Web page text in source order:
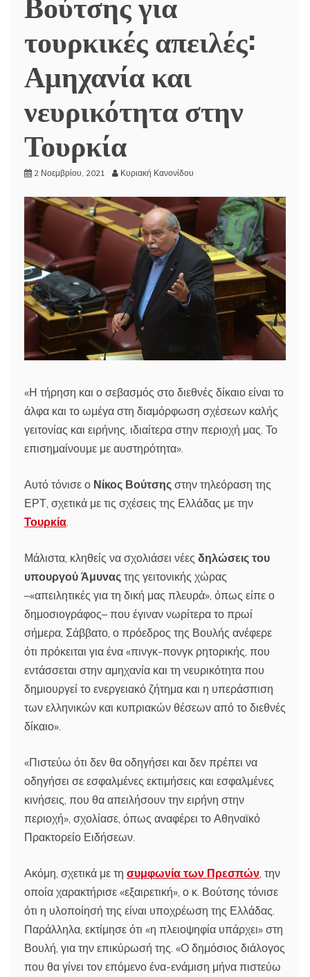
τουρκικές απειλές:
Αμηχανία και
νευρικότητα στην
Τουρκία
2 Νοεμβρίου, 2021 Κυριακή Κανονίδου
«Η τήρηση και ο σεβασμός στο διεθνές δίκαιο είναι το
άλφα και το ωμέγα στη διαμόρφωση σχέσεων καλής
γειτονίας και ειρήνης, ιδιαίτερα στην περιοχή μας. Το
επισημαίνουμε με αυστηρότητα».
Αυτό τόνισε ο Νίκος Βούτσης στην τηλεόραση της
ΕΡΤ, σχετικά με τις σχέσεις της Ελλάδας με την
Τουρκία.
Μάλιστα, κληθείς να σχολιάσει νέες δηλώσεις του
υπουργού Άμυνας της γειτονικής χώρας
–«απειλητικές για τη δική μας πλευρά», όπως είπε ο
δημοσιογράφος– που έγιναν νωρίτερα το πρωί
σήμερα, Σάββατο, ο πρόεδρος της Βουλής ανέφερε
ότι πρόκειται για ένα «πινγκ-πονγκ ρητορικής, που
εντάσσεται στην αμηχανία και τη νευρικότητα που
δημιουργεί το ενεργειακό ζήτημα και η υπεράσπιση
των ελληνικών και κυπριακών θέσεων από το διεθνές
δίκαιο».
«Πιστεύω ότι δεν θα οδηγήσει και δεν πρέπει να
οδηγήσει σε εσφαλμένες εκτιμήσεις και εσφαλμένες
κινήσεις, που θα απειλήσουν την ειρήνη στην
περιοχή», σχολίασε, όπως αναφέρει το Αθηναϊκό
Πρακτορείο Ειδήσεων.
Ακόμη, σχετικά με τη συμφωνία των Πρεσπών, την
οποία χαρακτήρισε «εξαιρετική», ο κ. Βούτσης τόνισε
ότι η υλοποίησή της είναι υποχρέωση της Ελλάδας.
Παράλληλα, εκτίμησε ότι «η πλειοψηφία υπάρχει» στη
Βουλή, για την επικύρωσή της. «Ο δημόσιος διάλογος
που θα γίνει τον επόμενο ένα-ενάμιση μήνα πιστεύω